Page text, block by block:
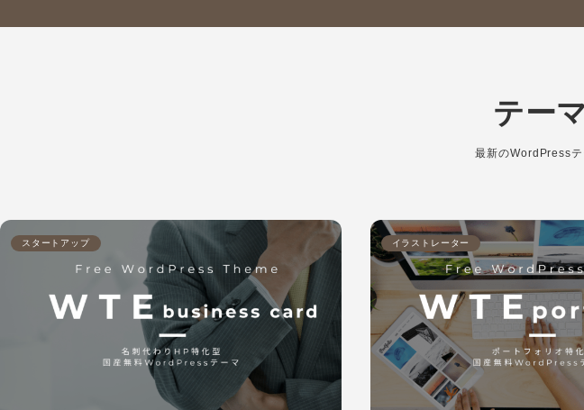
テー
最新のWordPressテ
スタートアップ イラストレーター